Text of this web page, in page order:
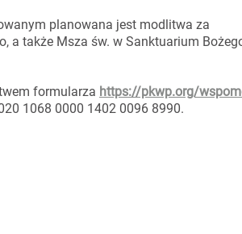
planowana jest modlitwa za
a także Msza św. w Sanktuarium
formularza https://pkwp.org/
1068 0000 1402 0096 8990.